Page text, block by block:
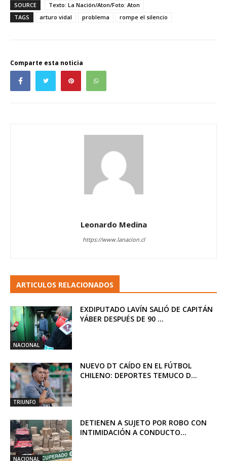
SOURCE
Texto: La Nación/Aton/Foto: Aton
TAGS
arturo vidal problema rompe el silencio
Comparte esta noticia
Leonardo Medina
https://www.lanacion.cl
ARTICULOS RELACIONADOS
NACIONAL
EXDIPUTADO LAVÍN SALIÓ DE CAPITÁN
YÁBER DESPUÉS DE 90 ...
TRIUNFO
NUEVO DT CAÍDO EN EL FÚTBOL
CHILENO: DEPORTES TEMUCO D...
NACIONAL
DETIENEN A SUJETO POR ROBO CON
INTIMIDACIÓN A CONDUCTO...